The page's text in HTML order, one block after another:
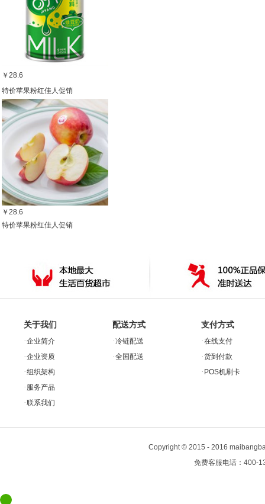
￥28.6
特价苹果粉红佳人促销
￥28.6
特价苹果粉红佳人促销
关于我们
·企业简介
·企业资质
·组织架构
· 服务产品
·联系我们
配送方式
·冷链配送
·全国配送
支付方式
·在线支付
·货到付款
· POS机刷卡
Copyright© 2015 - 2016
免费客服电话：400-